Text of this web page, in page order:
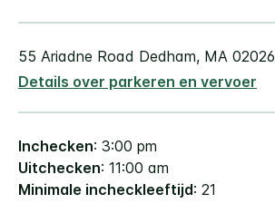
55 Ariadne Road Dedham, MA 02026
Details over parkeren en vervoer
Inchecken: 3:00 pm
Uitchecken: 11:00 am
Minimale incheckleeftijd: 21